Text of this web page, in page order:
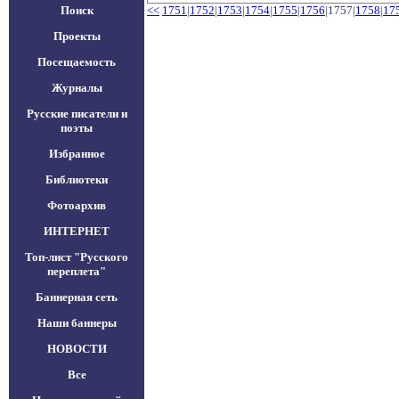
Поиск
Проекты
Посещаемость
Журналы
Русские писатели и
поэты
Избранное
Библиотеки
Фотоархив
ИНТЕРНЕТ
Топ-лист "Русского
переплета"
Баннерная сеть
Наши баннеры
НОВОСТИ
Все
<< 1751|1752|1753|1754|1755|1756|1757|1758|